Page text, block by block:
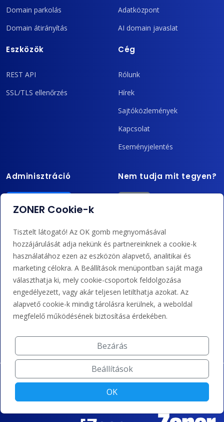
Domain parkolás
Domain átirányítás
Adatközpont
AI domain javaslat
Eszközök
REST API
SSL/TLS ellenőrzés
Cég
Rólunk
Hírek
Sajtóközlemények
Kapcsolat
Eseményjelentés
Adminisztráció Nem tudja mit tegyen?
Támogatás
+36 202 343 883
admin@zoner.hu
Elfogadunk kártyás fizetést, Google/Apple Pay-t, banki
átutalást és kreditet.
ZONER Cookie-k
Tisztelt látogató! Az OK gomb megnyomásával
hozzájárulását adja nekünk és partnereinknek a cookie-k
használatához ezen az eszközön alapvető, analitikai és
marketing célokra. A Beállítások menüpontban saját maga
választhatja ki, mely cookie-csoportok feldolgozása
engedélyezett, vagy akár teljesen letilthatja azokat. Az
alapvető cookie-k mindig tárolásra kerülnek, a weboldal
megfelelő működésének biztosítása érdekében.
Bezárás
Beállítások
OK